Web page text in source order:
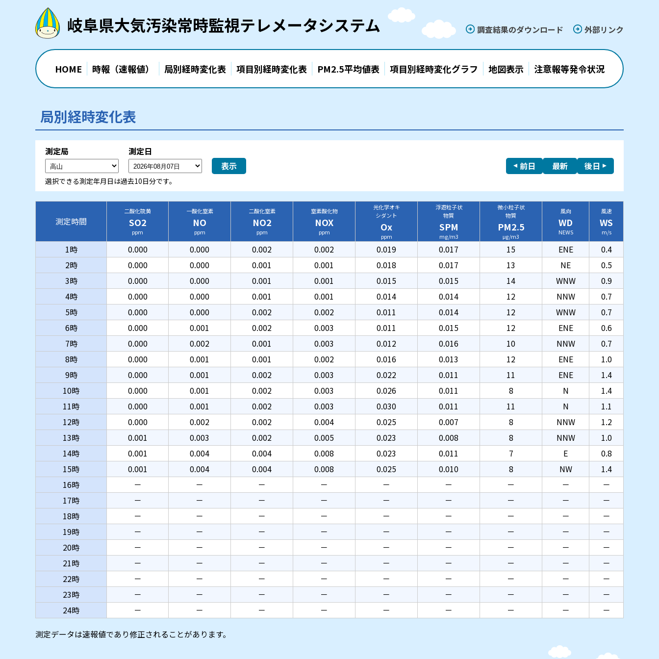
岐阜県大気汚染常時監視テレメータシステム
HOME 時報（速報値） 局別経時変化表 項目別経時変化表 PM2.5平均値表 項目別経時変化グラフ 地図表示 注意報等発令状況
調査結果のダウンロード 外部リンク
局別経時変化表
測定局 測定日
選択できる測定年月日は過去10日分です。
表示 前日 最新 後日
測定時間
二酸化硫黄
SO2
ppm
一酸化窒素
NO
ppm
二酸化窒素
NO2
ppm
窒素酸化物
NOX
ppm
光化学オキ
シダント
Ox
ppm
浮遊粒子状
物質
SPM
mg/m3
微小粒子状
物質
PM2.5
μg/m3
風向
WD
NEWS
風速
WS
m/s
1時 0.000 0.000 0.002 0.002 0.019 0.017 15 ENE
0.4
2時
0.000 0.000 0.001 0.001 0.018 0.017 13 NE
0.5
3時
0.000 0.000 0.001 0.001 0.015 0.015 14 WNW
0.9
4時
0.000 0.000 0.001 0.001 0.014 0.014 12 NNW
0.7
5時
0.000 0.000 0.002 0.002 0.011 0.014 12 WNW
0.7
6時
0.000 0.001 0.002 0.003 0.011 0.015 12 ENE
0.6
7時
0.000 0.002 0.001 0.003 0.012 0.016 10 NNW
0.7
8時
0.000 0.001 0.001 0.002 0.016 0.013 12 ENE
1.0
9時
0.000 0.001 0.002 0.003 0.022 0.011 11 ENE
1.4
10時
0.000 0.001 0.002 0.003 0.026 0.011 8 N
1.4
11時
0.000 0.001 0.002 0.003 0.030 0.011 11 N
1.1
12時
0.000 0.002 0.002 0.004 0.025 0.007 8 NNW
1.2
13時
0.001 0.003 0.002 0.005 0.023 0.008 8 NNW
1.0
14時
0.001 0.004 0.004 0.008 0.023 0.011 7 E
0.8
15時
0.001 0.004 0.004 0.008 0.025 0.010 8 NW
1.4
16時
－ － － － － － － －
－
17時
－ － － － － － － －
－
18時
－ － － － － － － －
－
19時
－ － － － － － － －
－
20時
－ － － － － － － －
－
21時
－ － － － － － － －
－
22時
－ － － － － － － －
－
23時
－ － － － － － － －
－
24時
－ － － － － － － － －
測定データは速報値であり修正されることがあります。